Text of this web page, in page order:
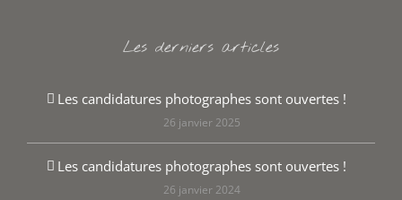
Les derniers articles
Les candidatures photographes sont ouvertes !
26 janvier 2025
Les candidatures photographes sont ouvertes !
26 janvier 2024